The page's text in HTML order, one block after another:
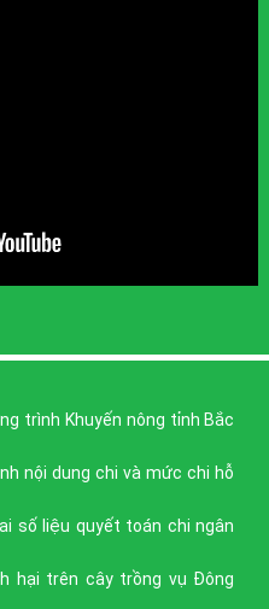
trình Khuyến nông tỉnh Bắc
nội dung chi và mức chi hỗ
số liệu quyết toán chi ngân
hại trên cây trồng vụ Đông